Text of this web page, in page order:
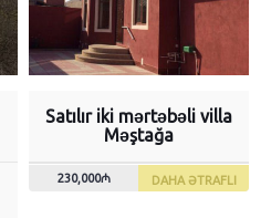
Satılır iki mərtəbəli villa
Məştağa
230,000₼ DAHA ƏTRAFLI